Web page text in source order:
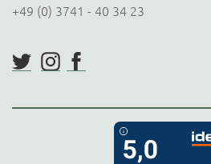
+49 (0) 3741 - 40 34 23